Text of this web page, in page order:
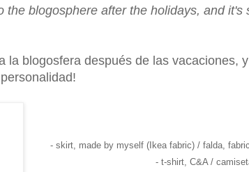
the blogosphere after the holidays, and it's
la blogosfera después de las vacaciones,
- skirt, made by myself (Ikea fabric) / falda,
- t-shirt, C&A /